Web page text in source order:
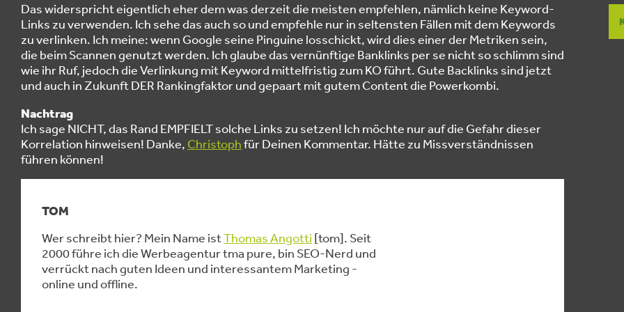
Das widerspricht eigentlich eher dem was derzeit die meisten empfehlen, nämlich keine Keyword-
Links zu verwenden. Ich sehe das auch so und empfehle nur in seltensten Fällen mit dem Keywords
zu verlinken. Ich meine: wenn Google seine Pinguine losschickt, wird dies einer der Metriken sein,
die beim Scannen genutzt werden. Ich glaube das vernünftige Banklinks per se nicht so schlimm sind
wie ihr Ruf, jedoch die Verlinkung mit Keyword mittelfristig zum KO führt. Gute Backlinks sind jetzt
und auch in Zukunft DER Rankingfaktor und gepaart mit gutem Content die Powerkombi.
Nachtrag
Ich sage NICHT, das Rand EMPFIELT solche Links zu setzen! Ich möchte nur auf die Gefahr dieser
Korrelation hinweisen! Danke, Christophfür Deinen Kommentar. Hätte zu Missverständnissen
führen können!
TOM
Wer schreibt hier? Mein Name istThomas Angotti [tom]. Seit
2000 führe ich die Werbeagentur tma pure, bin SEO-Nerd und
verrückt nach guten Ideen und interessantem Marketing -
online und offline.